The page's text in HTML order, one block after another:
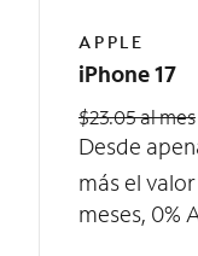
APPLE
iPhone 17
$23.05 al mes
Desde
más el
meses, 0%